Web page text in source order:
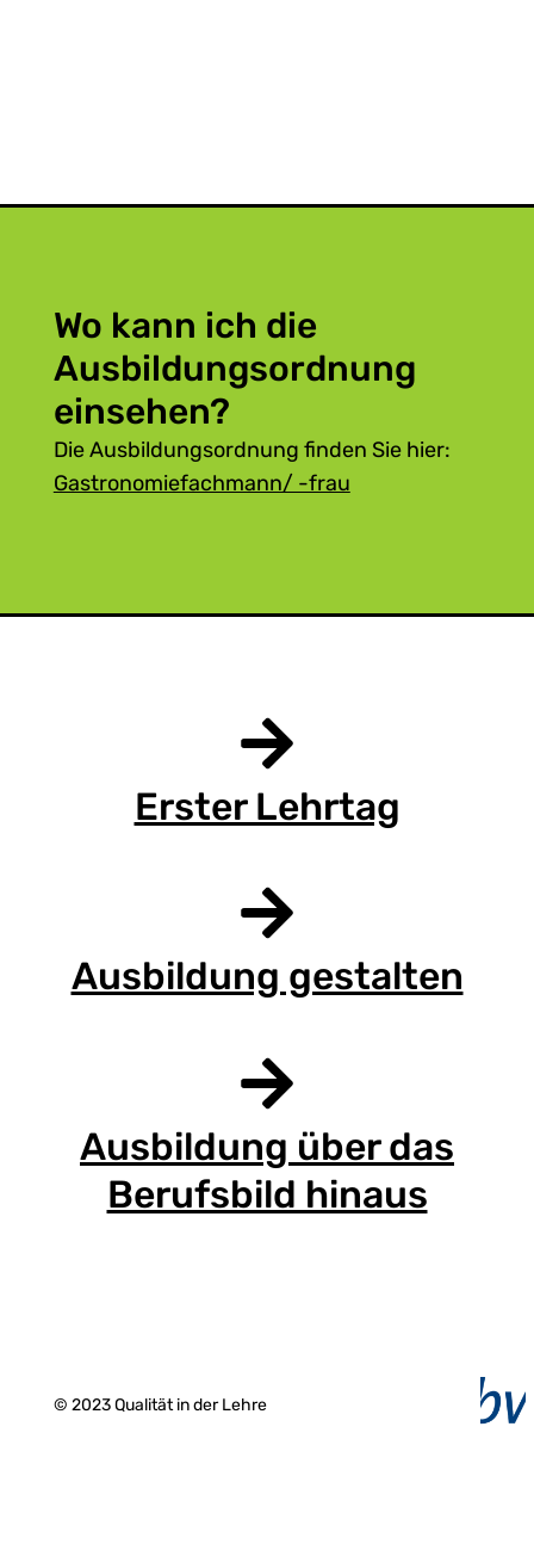
Wo kann ich die
Ausbildungsordnung
einsehen?
Die Ausbildungsordnung finden Sie hier:
Gastronomiefachmann/ -frau
Erster Lehrtag
Ausbildung gestalten
Ausbildung über das
Berufsbild hinaus
© 2023 Qualität in der Lehre